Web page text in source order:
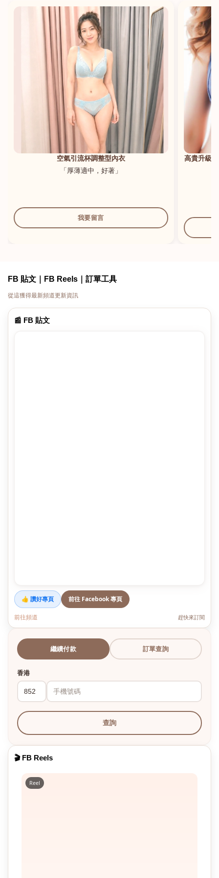
空氣引流杯調整型內衣
「厚薄適中，好著」
我要留言
高貴升級
FB 貼文｜FB Reels｜訂單工具
從這獲得最新頻道更新資訊
📰 FB 貼文
👍 讚好專頁 前往 Facebook 專頁
前往頻道 趕快來訂閱
繼續付款 訂單查詢
香港
查詢
🎬 FB Reels
Reel
港澳中文
English